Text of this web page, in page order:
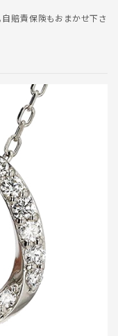
自賠責保険もおまかせ下さ